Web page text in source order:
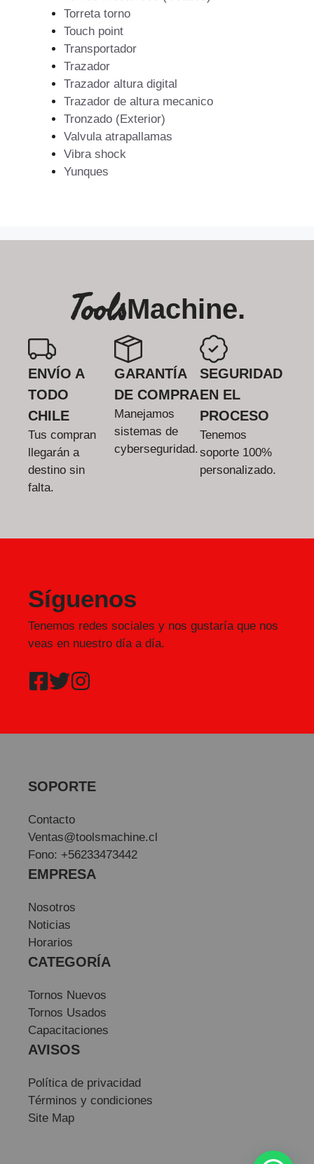
Torreta torno
Touch point
Transportador
Trazador
Trazador altura digital
Trazador de altura mecanico
Tronzado (Exterior)
Valvula atrapallamas
Vibra shock
Yunques
ToolsMachine.
ENVÍO A
TODO
CHILE
Tus compran
llegarán a
destino sin
falta.
GARANTÍA
DE COMPRA
Manejamos
sistemas de
cyberseguridad.
SEGURIDAD
EN EL
PROCESO
Tenemos
soporte 100%
personalizado.
Síguenos
Tenemos redes sociales y nos gustaría que nos
veas en nuestro día a día.
SOPORTE
Contacto
Ventas@toolsmachine.cl
Fono: +56233473442
EMPRESA
Nosotros
Noticias
Horarios
CATEGORÍA
Tornos Nuevos
Tornos Usados
Capacitaciones
AVISOS
Política de privacidad
Términos y condiciones
Site Map